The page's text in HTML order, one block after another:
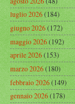
luglio 2026(184)
giugno 2026(172)
maggio 2026(192)
aprile 2026(153)
marzo 2026(180)
febbraio 2026(149)
gennaio 2026(178)